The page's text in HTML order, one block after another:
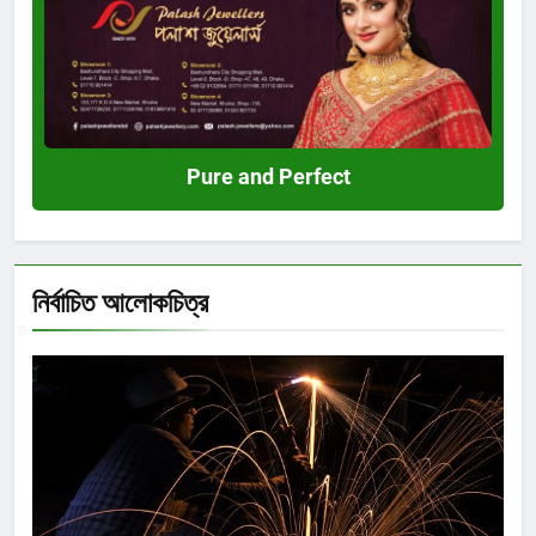
Pure and Perfect
নির্বাচিত আলোকচিত্র